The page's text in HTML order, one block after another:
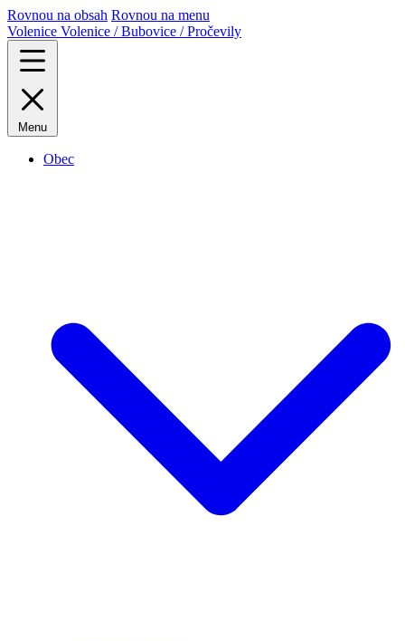
Rovnou na obsah Rovnou na menu
Volenice Volenice / Bubovice / Pročevily
Menu
Obec